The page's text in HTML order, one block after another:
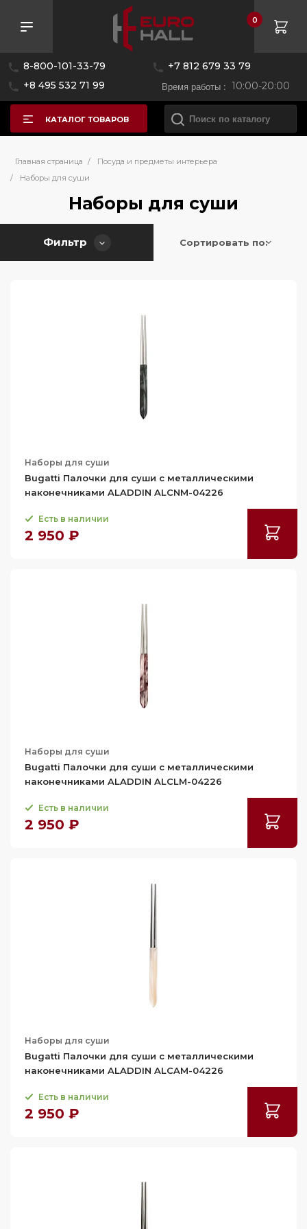
8-800-101-33-79
+7 812 679 33 79
+8 495 532 71 99
Время работы : 10:00-20:00
0
КАТАЛОГ ТОВАРОВ
Главная страница /
Посуда и предметы интерьера
/
Наборы для суши
Наборы для суши
Фильтр
Розничная цена
—
Бренд
Bugatti
Страна производитель
Италия
нержавеющая сталь
3
Применить
Сортировать по:
Наборы для суши
Bugatti Палочки для суши с металлическими
наконечниками ALADDIN ALCNM-04226
Есть в наличии
2 950 ₽
Наборы для суши
Bugatti Палочки для суши с металлическими
наконечниками ALADDIN ALCLM-04226
Есть в наличии
2 950 ₽
Наборы для суши
Bugatti Палочки для суши с металлическими
наконечниками ALADDIN ALCAM-04226
Есть в наличии
2 950 ₽